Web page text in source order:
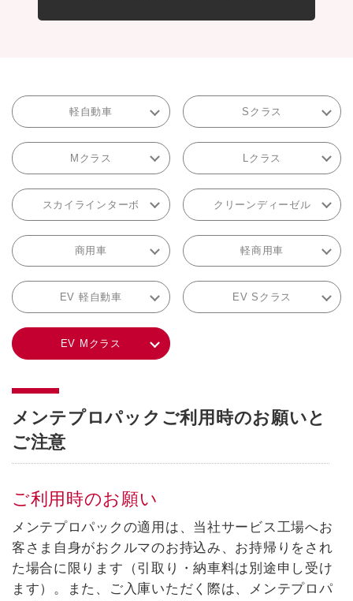
軽自動車 Sクラス
Mクラス Lクラス
スカイラインターボ クリーンディーゼル
商用車 軽商用車
EV 軽自動車 EV Sクラス
EV Mクラス
メンテプロパックご利用時のお願いと
ご注意
ご利用時のお願い
メンテプロパックの適用は、当社サービス工場へお
客さま自身がおクルマのお持込み、お持帰りをされ
た場合に限ります（引取り・納車料は別途申し受け
ます）。また、ご入庫いただく際は、メンテプロパ